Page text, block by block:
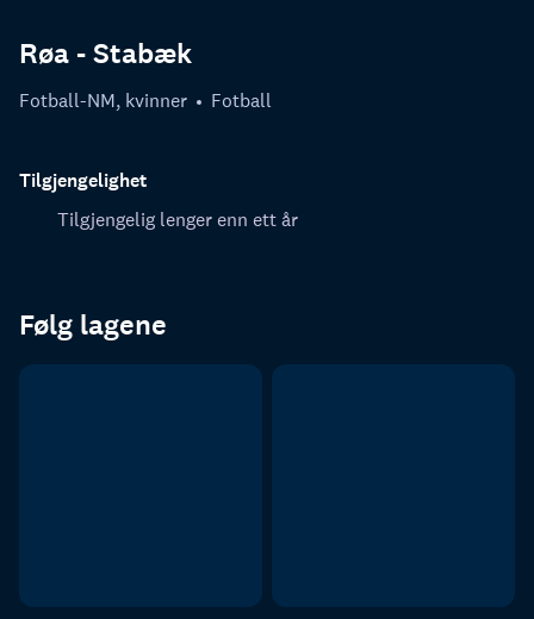
Røa - Stabæk
Fotball-NM, kvinner Fotball
Tilgjengelighet
Tilgjengelig lenger enn ett år
Følg lagene